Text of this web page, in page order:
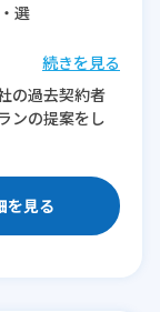
選
続きを見る
の過去契約者
ンの提案をし
を見る